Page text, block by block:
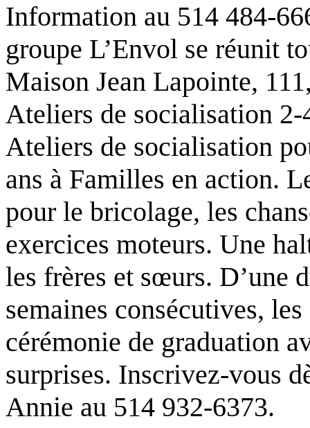
Information au 514 484-
groupe L’Envol se réunit
Maison Jean Lapointe,
Ateliers de socialisation 2-
Ateliers de socialisation
ans à Familles en action.
pour le bricolage, les
exercices moteurs. Une
les frères et sœurs. D’une
semaines consécutives,
cérémonie de graduation
surprises. Inscrivez-vous
Annie au 514 932-6373.